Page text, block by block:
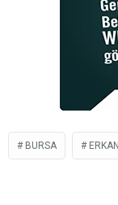
BURSA